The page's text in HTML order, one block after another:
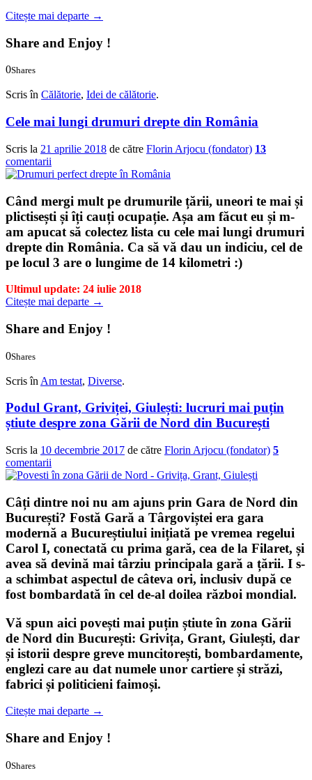
Citește mai departe →
Share and Enjoy !
0Shares
Scris în Călătorie, Idei de călătorie.
Cele mai lungi drumuri drepte din România
Scris la 21 aprilie 2018 de către Florin Arjocu (fondator) 13
comentarii
Când mergi mult pe drumurile țării, uneori te mai și
plictisești și îți cauți ocupație. Așa am făcut eu și m-
am apucat să colectez lista cu cele mai lungi drumuri
drepte din România. Ca să vă dau un indiciu, cel de
pe locul 3 are o lungime de 14 kilometri :)
Ultimul update: 24 iulie 2018
Citește mai departe →
Share and Enjoy !
0Shares
Scris în Am testat, Diverse.
Podul Grant, Griviței, Giulești: lucruri mai puțin
știute despre zona Gării de Nord din București
Scris la 10 decembrie 2017 de către Florin Arjocu (fondator) 5
comentarii
Câți dintre noi nu am ajuns prin Gara de Nord din
București? Fostă Gară a Târgoviștei era gara
modernă a Bucureștiului inițiată pe vremea regelui
Carol I, conectată cu prima gară, cea de la Filaret, și
avea să devină mai târziu principala gară a țării. I s-
a schimbat aspectul de câteva ori, inclusiv după ce
fost bombardată în cel de-al doilea război mondial.
Vă spun aici povești mai puțin știute în zona Gării
de Nord din București: Grivița, Grant, Giulești, dar
și istorii despre greve muncitorești, bombardamente,
englezi care au dat numele unor cartiere și străzi,
fabrici și politicieni faimoși.
Citește mai departe →
Share and Enjoy !
0Shares